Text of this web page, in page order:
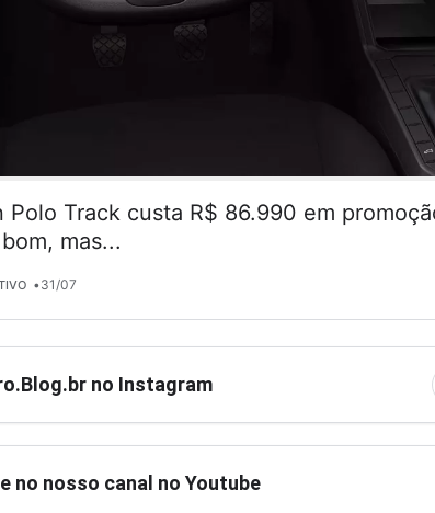
Polo Track custa R$ 86.990 em
mas...
•31/07
no Instagram
no nosso canal no Youtube